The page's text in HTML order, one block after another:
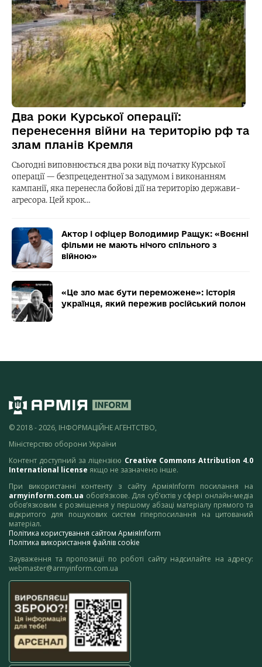
Два роки Курської операції:
перенесення війни на територію рф та
злам планів Кремля
Сьогодні виповнюється два роки від початку Курської
операції — безпрецедентної за задумом і виконанням
кампанії, яка перенесла бойові дії на територію держави-
агресора. Цей крок…
Актор і офіцер Володимир Ращук: «Воєнні
фільми не мають нічого спільного з
війною»
«Це зло має бути переможене»: історія
українця, який пережив російський полон
© 2018 - 2026, ІНФОРМАЦІЙНЕ АГЕНТСТВО,
Міністерство оборони України
Контент доступний за ліцензією Creative Commons Attribution 4.0
International license якщо не зазначено інше.
При використанні контенту з сайту АрміяInform посилання на
armyinform.com.ua обов’язкове. Для суб’єктів у сфері онлайн-медіа
обов’язковим є розміщення у першому абзаці матеріалу прямого та
відкритого для пошукових систем гіперпосилання на цитований
матеріал.
Політика користування сайтом АрміяInform
Політика використання файлів cookie
Зауваження та пропозиції по роботі сайту надсилайте на адресу:
webmaster@armyinform.com.ua